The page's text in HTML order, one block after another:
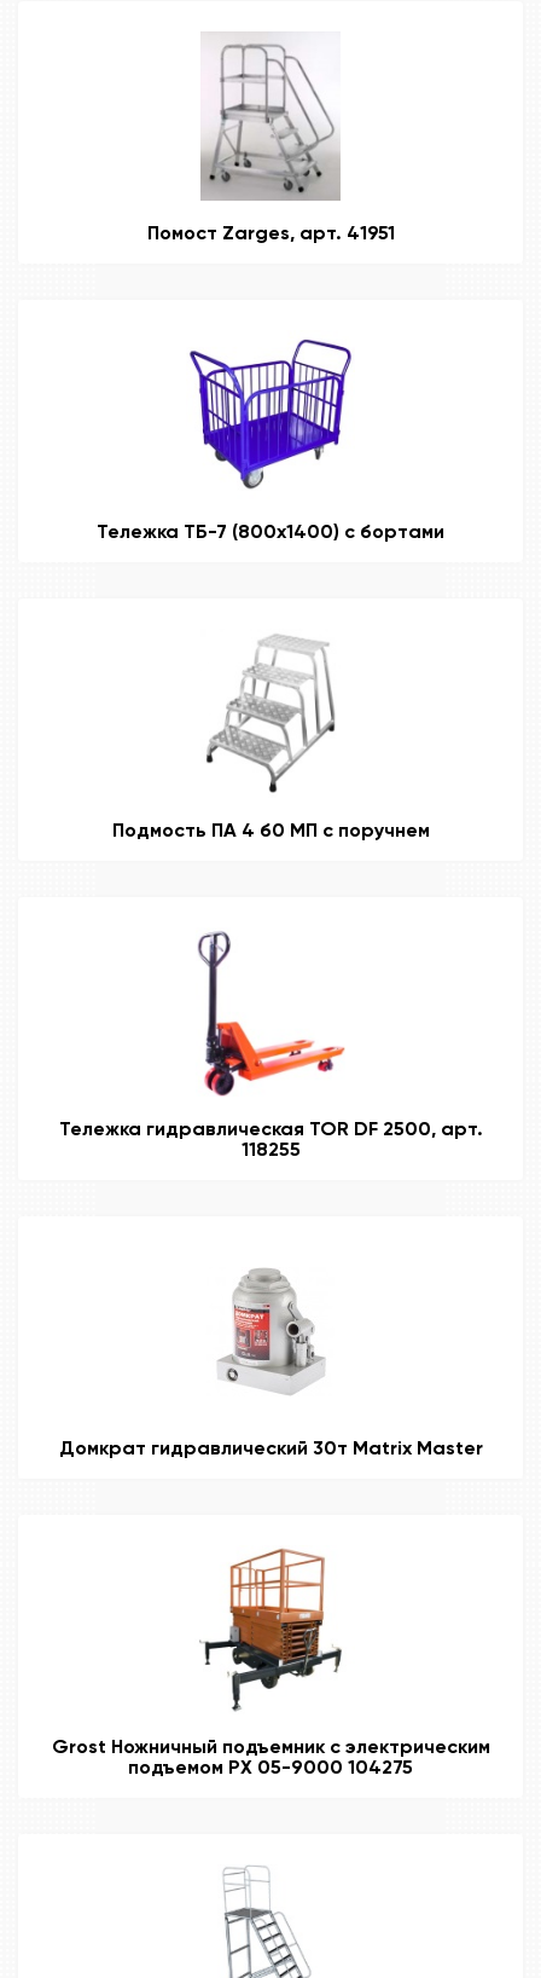
Помост Zarges, арт. 41951
Тележка ТБ-7 (800х1400) с бортами
Подмость ПА 4 б0 МП с поручнем
Тележка гидравлическая TOR DF 2500, арт.
118255
Домкрат гидравлический 30т Matrix Master
Grost Ножничный подъемник с электрическим
подъемом РХ 05-9000 104275